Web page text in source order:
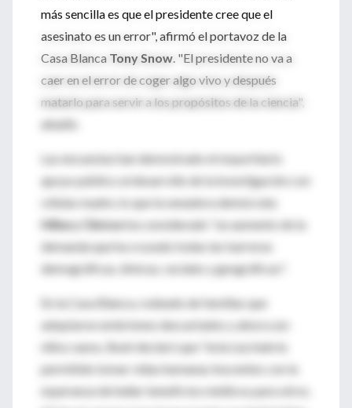
más sencilla es que el presidente cree que el
asesinato es un error", afirmó el portavoz de la
Casa Blanca Tony Snow. "El presidente no va a
caer en el error de coger algo vivo y después
matarlo para servir a los propósitos de la ciencia",
añadió.
Las encuestas han demostrado el mayoritario
apoyo público al desarrollo de la investigación con
células madre, lo que la senadora demócrata
Hillary Clintonha considerado "un aumento de la
demanda que ha cruzado todas las barreras
demográficas, étnicas, raciales y geográficas".
En la Casa Blanca, rodeado de familias que
adoptaron embriones descartados y ahora son
niños sanos, Bush declaró que "esta Ley habría
permitido tomar vidas humanas inocentes con la
esperanza de hallar beneficios médicos para otros.